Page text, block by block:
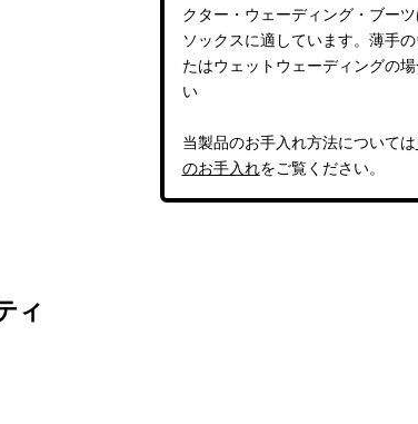
クター・ウェーディング・ブー
ソックスに適しています。薄手
たはウェットウェーディングの
い
当製品のお手入れ方法については
のお手入れをご覧ください。
ィ